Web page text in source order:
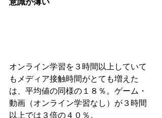
意識が薄い
オンライン学習を３時間以上していて
もメディア接触時間がとても増えた
は、平均値の同様の１８％。ゲーム・
動画（オンライン学習なし）が３時間
以上では３倍の４０％。